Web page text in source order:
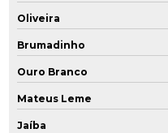
Remediação de passivo
Remediação química
Remediação de solo
Remediação de solos
Oliveira
Brumadinho
Ouro Branco
Mateus Leme
Jaíba